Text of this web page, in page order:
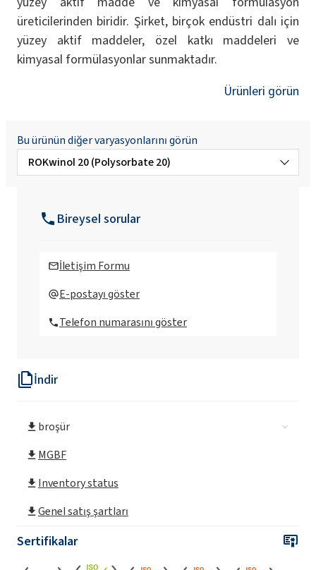
İndir
broşür
MGBF
Inventory status
Genel satış şartları
Sertifikalar
üreticilerinden biridir. Şirket, birçok endüstri dalı için
yüzey aktif maddeler, özel katkı maddeleri ve
kimyasal formülasyonlar sunmaktadır.
Ürünleri görün
Bu ürünün diğer varyasyonlarını görün
ROKwinol 20 (Polysorbate 20)
Bireysel sorular
İletişim Formu
E-postayı göster
Telefon numarasını göster